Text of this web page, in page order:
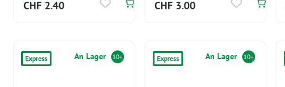
CHF 2.40 CHF 3.00
Express An Lager 10+ Express An Lager 10+